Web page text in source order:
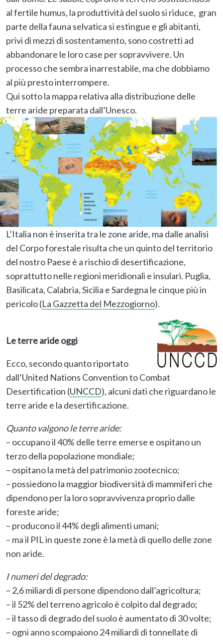
al fertile humus, la produttività del suolo si riduce, gran
parte della fauna selvatica si estingue e gli abitanti,
privi di mezzi di sostentamento, sono costretti ad
abbandonare le loro case per sopravvivere. Un
processo che sembra inarrestabile, ma che dobbiamo
al più presto interrompere.
Qui sotto la mappa relativa alla distribuzione delle
terre aride preparata dall’Unesco.
L’Italia non è inserita tra le zone aride, ma dalle analisi
del Corpo forestale risulta che un quinto del territorio
del nostro Paese è a rischio di desertificazione,
soprattutto nelle regioni meridionali e insulari. Puglia,
Basilicata, Calabria, Sicilia e Sardegna le cinque più in
pericolo (La Gazzetta del Mezzogiorno).
Le terre aride oggi
Ecco, secondo quanto riportato
dall’United Nations Convention to Combat
Desertification (UNCCD), alcuni dati che riguardano le
terre aride e la desertificazione.
Quanto valgono le terre aride:
– occupano il 40% delle terre emerse e ospitano un
terzo della popolazione mondiale;
– ospitano la metà del patrimonio zootecnico;
– possiedono la maggior biodiversità di mammiferi che
dipendono per la loro sopravvivenza proprio dalle
foreste aride;
– producono il 44% degli alimenti umani;
– ma il PIL in queste zone è la metà di quello delle zone
non aride.
I numeri del degrado:
– 2,6 miliardi di persone dipendono dall’agricoltura;
– il 52% del terreno agricolo è colpito dal degrado;
– il tasso di degrado del suolo è aumentato di 30 volte;
– ogni anno scompaiono 24 miliardi di tonnellate di